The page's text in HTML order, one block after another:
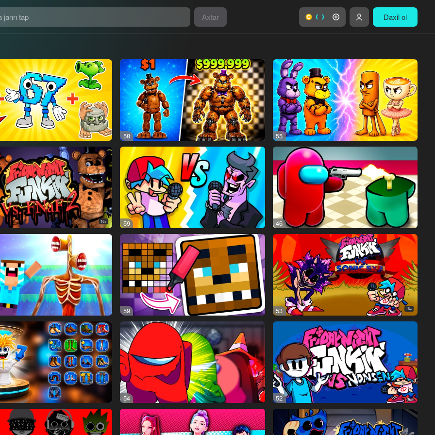
Axtar Daxil ol
58 55
16+ 59 46
59 53 16+
54 52